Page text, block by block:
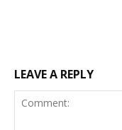
LEAVE A REPLY